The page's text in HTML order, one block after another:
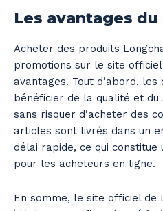
Les avantages
Acheter des produits
promotions sur le site
avantages. Tout d’abord,
bénéficier de la qualité et
sans risquer d’acheter des
articles sont livrés dans un
délai rapide, ce qui
pour les acheteurs en ligne.
En somme, le site officiel de